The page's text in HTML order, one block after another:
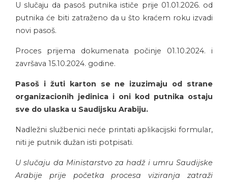
U slučaju da pasoš putnika ističe prije 01.01.2026. od
putnika će biti zatraženo da u što kraćem roku izvadi
novi pasoš.
Proces prijema dokumenata počinje 01.10.2024. i
završava 15.10.2024. godine.
Pasoš i žuti karton se ne izuzimaju od strane
organizacionih jedinica i oni kod putnika ostaju
sve do ulaska u Saudijsku Arabiju.
Nadležni službenici neće printati aplikacijski formular,
niti je putnik dužan isti potpisati.
U slučaju da Ministarstvo za hadž i umru Saudijske
Arabije prije početka procesa viziranja zatraži